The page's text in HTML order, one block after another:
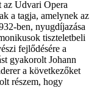
az Udvari Opera
a tagja, amelynek az
ben, nyugdíjazása
tiszteletbeli
fejlődésére a
gyakorolt Johann
a következőket
részem, hogy